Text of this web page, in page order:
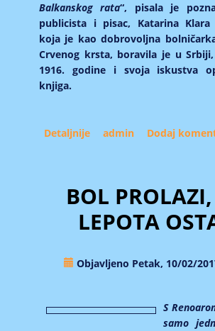
Balkanskog rata“, pisala je
publicista i pisac, Katarina Klara
koja je kao dobrovoljna
Crvenog krsta, boravila je u
1916. godine i svoja iskustva
knjiga.
Detaljnije about Ljubica Luković i
admin Dodaj
BOL
LEPOTA
Objavljeno Petak, 10/02/
S
samo